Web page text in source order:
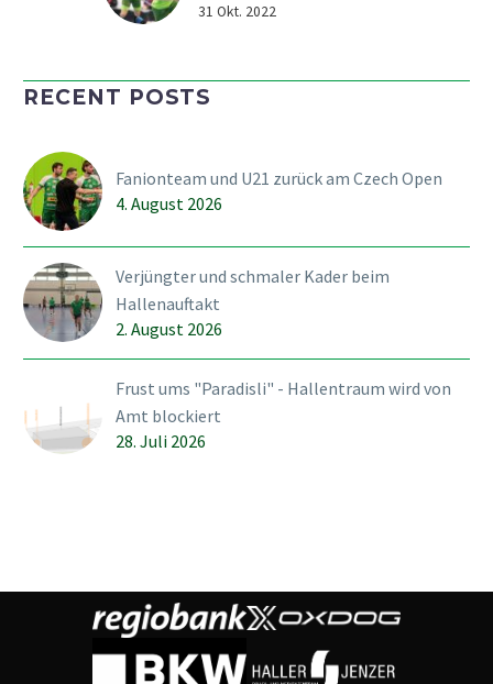
Die Tigers zeigten den
sowohl das Derby bei der
Besonders ärgerlich
dabei die Niederlage für
31 Okt. 2022
RECENT POSTS
Fanionteam und U21 zurück am Czech Open
4. August 2026
Verjüngter und schmaler Kader beim
Hallenauftakt
2. August 2026
Frust ums "Paradisli" - Hallentraum wird von
Amt blockiert
28. Juli 2026